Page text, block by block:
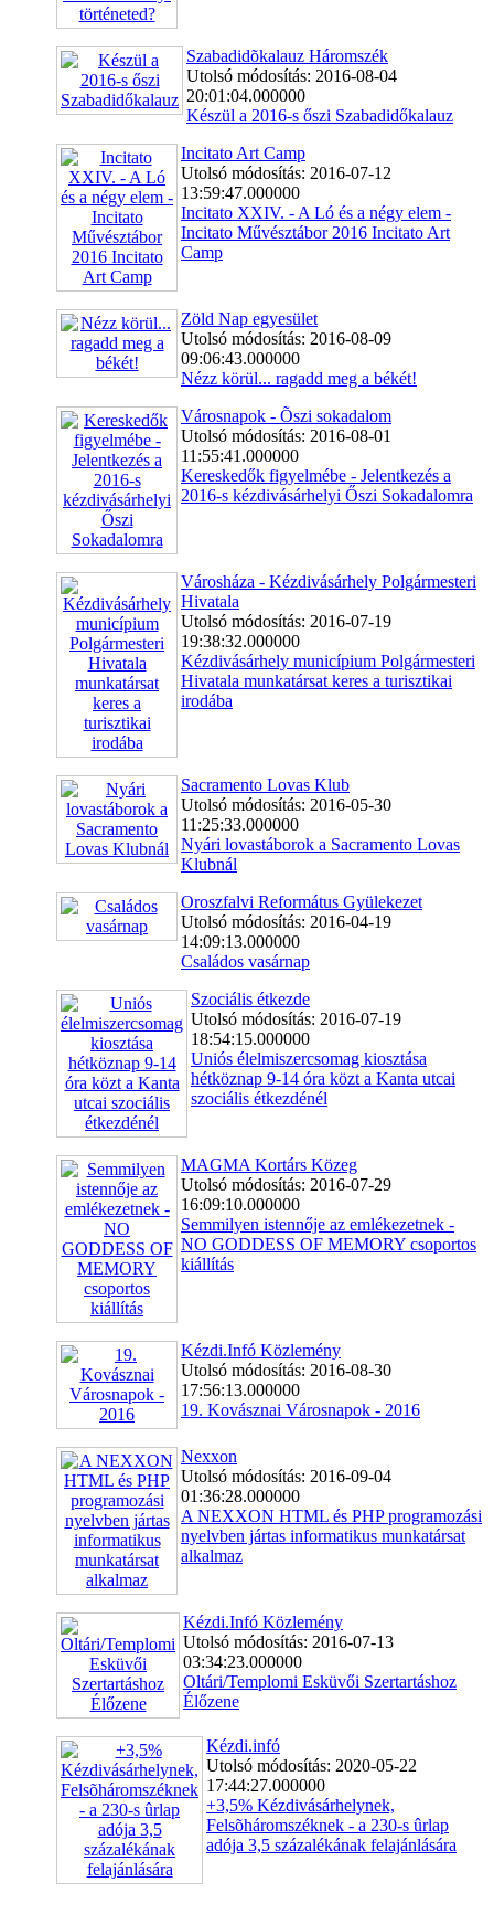
Szabadidõkalauz Háromszék
Utolsó módosítás: 2016-08-04
20:01:04.000000
Készül a 2016-s őszi Szabadidőkalauz
Incitato Art Camp
Utolsó módosítás: 2016-07-12
13:59:47.000000
Incitato XXIV. - A Ló és a négy elem -
Incitato Művésztábor 2016 Incitato Art
Camp
Zöld Nap egyesület
Utolsó módosítás: 2016-08-09
09:06:43.000000
Nézz körül... ragadd meg a békét!
Városnapok - Õszi sokadalom
Utolsó módosítás: 2016-08-01
11:55:41.000000
Kereskedők figyelmébe - Jelentkezés a
2016-s kézdivásárhelyi Őszi Sokadalomra
Városháza - Kézdivásárhely Polgármesteri
Hivatala
Utolsó módosítás: 2016-07-19
19:38:32.000000
Kézdivásárhely municípium Polgármesteri
Hivatala munkatársat keres a turisztikai
irodába
Sacramento Lovas Klub
Utolsó módosítás: 2016-05-30
11:25:33.000000
Nyári lovastáborok a Sacramento Lovas
Klubnál
Oroszfalvi Református Gyülekezet
Utolsó módosítás: 2016-04-19
14:09:13.000000
Családos vasárnap
Szociális étkezde
Utolsó módosítás: 2016-07-19
18:54:15.000000
Uniós élelmiszercsomag kiosztása
hétköznap 9-14 óra közt a Kanta utcai
szociális étkezdénél
MAGMA Kortárs Közeg
Utolsó módosítás: 2016-07-29
16:09:10.000000
Semmilyen istennője az emlékezetnek -
NO GODDESS OF MEMORY csoportos
kiállítás
Kézdi.Infó Közlemény
Utolsó módosítás: 2016-08-30
17:56:13.000000
19. Kovásznai Városnapok - 2016
Nexxon
Utolsó módosítás: 2016-09-04
01:36:28.000000
A NEXXON HTML és PHP programozási
nyelvben jártas informatikus munkatársat
alkalmaz
Kézdi.Infó Közlemény
Utolsó módosítás: 2016-07-13
03:34:23.000000
Oltári/Templomi Esküvői Szertartáshoz
Élőzene
Kézdi.infó
Utolsó módosítás: 2020-05-22
17:44:27.000000
+3,5% Kézdivásárhelynek,
Felsõháromszéknek - a 230-s ûrlap
adója 3,5 százalékának felajánlására